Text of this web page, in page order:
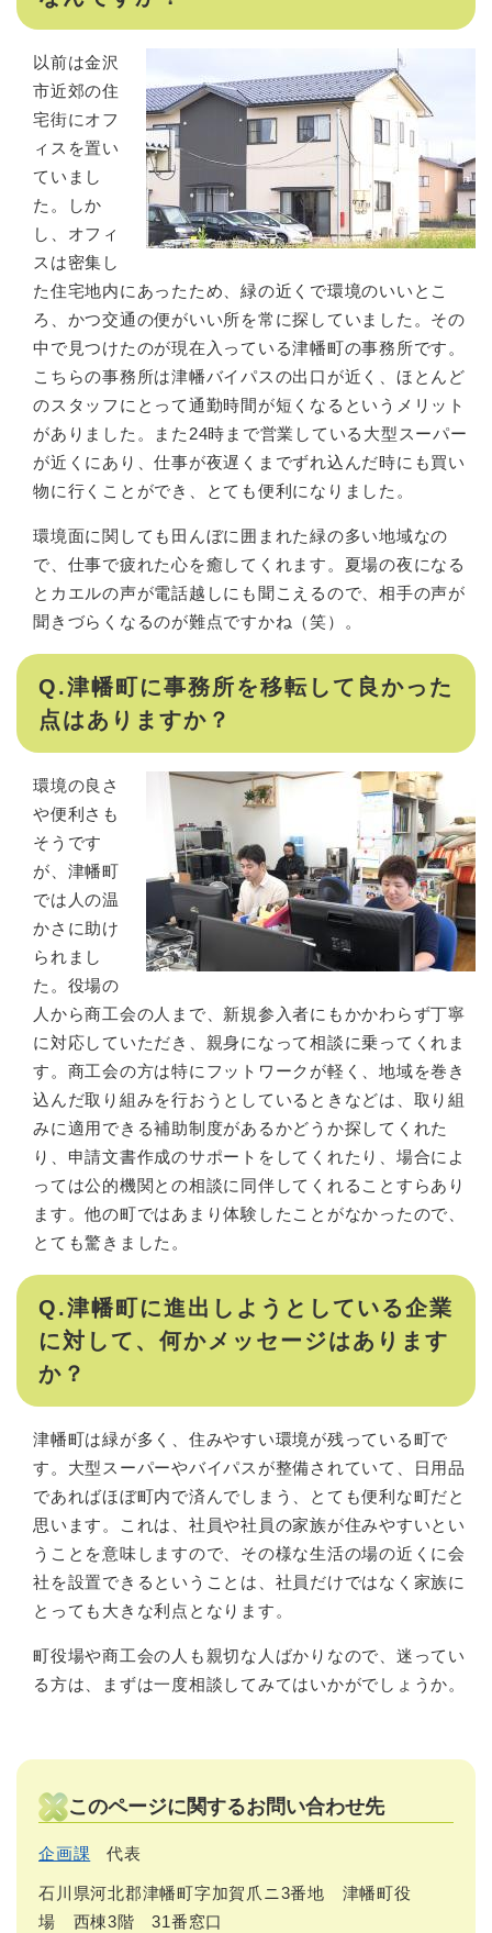
以前は金沢
市近郊の住
宅街にオフ
ィスを置い
ていまし
た。しか
し、オフィ
スは密集し
た住宅地内にあったため、緑の近くで環境のいいとこ
ろ、かつ交通の便がいい所を常に探していました。その
中で見つけたのが現在入っている津幡町の事務所です。
こちらの事務所は津幡バイパスの出口が近く、ほとんど
のスタッフにとって通勤時間が短くなるというメリット
がありました。また24時まで営業している大型スーパー
が近くにあり、仕事が夜遅くまでずれ込んだ時にも買い
物に行くことができ、とても便利になりました。
環境面に関しても田んぼに囲まれた緑の多い地域なの
で、仕事で疲れた心を癒してくれます。夏場の夜になる
とカエルの声が電話越しにも聞こえるので、相手の声が
聞きづらくなるのが難点ですかね（笑）。
Q.津幡町に事務所を移転して良かった
点はありますか？
環境の良さ
や便利さも
そうです
が、津幡町
では人の温
かさに助け
られまし
た。役場の
人から商工会の人まで、新規参入者にもかかわらず丁寧
に対応していただき、親身になって相談に乗ってくれま
す。商工会の方は特にフットワークが軽く、地域を巻き
込んだ取り組みを行おうとしているときなどは、取り組
みに適用できる補助制度があるかどうか探してくれた
り、申請文書作成のサポートをしてくれたり、場合によ
っては公的機関との相談に同伴してくれることすらあり
ます。他の町ではあまり体験したことがなかったので、
とても驚きました。
Q.津幡町に進出しようとしている企業
に対して、何かメッセージはあります
か？
津幡町は緑が多く、住みやすい環境が残っている町で
す。大型スーパーやバイパスが整備されていて、日用品
であればほぼ町内で済んでしまう、とても便利な町だと
思います。これは、社員や社員の家族が住みやすいとい
うことを意味しますので、その様な生活の場の近くに会
社を設置できるということは、社員だけではなく家族に
とっても大きな利点となります。
町役場や商工会の人も親切な人ばかりなので、迷ってい
る方は、まずは一度相談してみてはいかがでしょうか。
このページに関するお問い合わせ先
企画課 代表
石川県河北郡津幡町字加賀爪ニ3番地 津幡町役
場 西棟3階 31番窓口